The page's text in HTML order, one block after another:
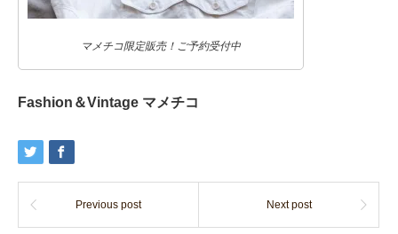
マメチコ限定販売！ご予約受付中
Fashion＆Vintage マメチコ
Previous post Next post